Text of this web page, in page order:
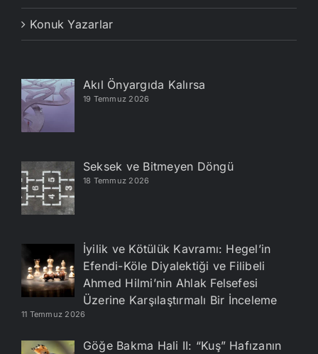
Konuk Yazarlar
Akıl Önyargıda Kalırsa
19 Temmuz 2026
Seksek ve Bitmeyen Döngü
18 Temmuz 2026
İyilik ve Kötülük Kavramı: Hegel’in
Efendi-Köle Diyalektiği ve Filibeli
Ahmed Hilmi’nin Ahlak Felsefesi
Üzerine Karşılaştırmalı Bir İnceleme
11 Temmuz 2026
Göğe Bakma Hali II: “Kuş” Hafızanın